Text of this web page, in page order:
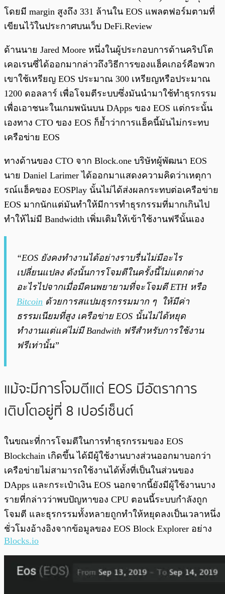
โดยมี margin สูงถึง 331 ล้านใน EOS แพลตฟอร์มตามที่
เขียนไว้ในประกาศบนเว็บ DeFi.Review
ด้านนาย Jared Moore หนึ่งในผู้ประกอบการด้านคริปโต
เคอเรนซี่ได้ออกมากล่าวถึงวิธีการของแฮ็คเกอร์คือพวก
เขาใช้เหรียญ EOS ประมาณ 300 เหรียญหรือประมาณ
1200 ดอลลาร์ เพื่อโจมตีระบบซึ่งมันนำมาใช้ทำธุรกรรม
เพื่อเอาชนะในเกมพนันบน DApps ของ EOS แต่กระนั้น
เองทาง CTO ของ EOS ก็ย้ำว่าการแฮ็คนี้มันไม่กระทบ
เครือข่าย EOS
ทางด้านของ CTO จาก Block.one บริษัทผู้พัฒนา EOS
นาย Daniel Larimer ได้ออกมาแสดงความคิดว่าเหตุกา
รณ์แฮ็คของ EOSPlay นั้นไม่ได้ส่งผลกระทบต่อเครือข่าย
EOS มากนักแต่มันทำให้มีการทำธุรกรรมที่มากเกินไป
ทำให้ไม่มี Bandwidth เพิ่มเติมให้เข้าใช้งานฟรีนั้นเอง
“EOS ยังคงทำงานได้อย่างราบรื่นไม่มีอะไร
เปลี่ยนแปลง ดังนั้นการโจมตีในครั้งนี้ไม่แตกต่าง
อะไรไปจากเมื่อมีคนพยายามที่จะโจมตี ETH หรือ
Bitcoin ด้วยการสแปมธุรกรรมมาก ๆ ให้มีค่า
ธรรมเนียมที่สูง เครือข่าย EOS นั้นไม่ได้หยุด
ทำงานแต่แค่ไม่มี Bandwith ฟรีสำหรับการใช้งาน
ฟรีเท่านั้น”
แม้จะมีการโจมตีแต่ EOS มีอัตราการ
เติบโตอยู่ที่ 8 เปอร์เซ็นต์
ในขณะที่การโจมตีในการทำธุรกรรมของ EOS
Blockchain เกิดขึ้น ได้มีผู้ใช้งานบางส่วนออกมาบอกว่า
เครือข่ายไม่สามารถใช้งานได้ทั้งที่เป็นในส่วนของ
DApps และกระเป๋าเงิน EOS นอกจากนี้ยังมีผู้ใช้งานบาง
รายที่กล่าวว่าพบปัญหาของ CPU ตอนนี้ระบบกำลังถูก
โจมตี และธุรกรรมทั้งหลายถูกทำให้หยุดลงเป็นเวลาหนึ่ง
ชั่วโมงอ้างอิงจากข้อมูลของ EOS Block Explorer อย่าง
Blocks.io